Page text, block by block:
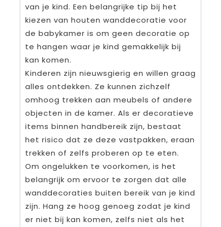
van je kind. Een belangrijke tip bij het
kiezen van houten wanddecoratie voor
de babykamer is om geen decoratie op
te hangen waar je kind gemakkelijk bij
kan komen.
Kinderen zijn nieuwsgierig en willen graag
alles ontdekken. Ze kunnen zichzelf
omhoog trekken aan meubels of andere
objecten in de kamer. Als er decoratieve
items binnen handbereik zijn, bestaat
het risico dat ze deze vastpakken, eraan
trekken of zelfs proberen op te eten.
Om ongelukken te voorkomen, is het
belangrijk om ervoor te zorgen dat alle
wanddecoraties buiten bereik van je kind
zijn. Hang ze hoog genoeg zodat je kind
er niet bij kan komen, zelfs niet als het